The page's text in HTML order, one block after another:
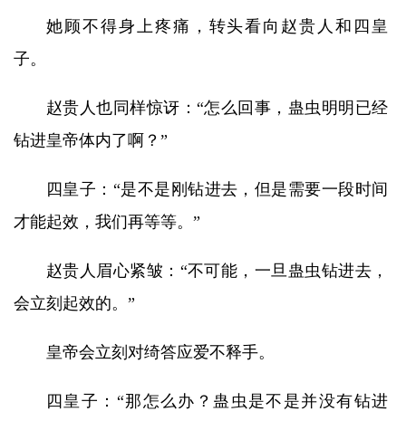
她顾不得身上疼痛，转头看向赵贵人和四皇
子。
赵贵人也同样惊讶：“怎么回事，蛊虫明明已经
钻进皇帝体内了啊？”
四皇子：“是不是刚钻进去，但是需要一段时间
才能起效，我们再等等。”
赵贵人眉心紧皱：“不可能，一旦蛊虫钻进去，
会立刻起效的。”
皇帝会立刻对绮答应爱不释手。
四皇子：“那怎么办？蛊虫是不是并没有钻进